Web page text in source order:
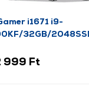
i1671 i9-
32GB/
999 Ft